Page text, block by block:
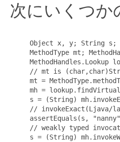
次にいくつか
Object x, y; String
MethodType mt;
MethodHandles.Lookup
// mt is
mt =
mh =
s = (String)
// invokeExact(Ljava/
assertEquals(s,
// weakly typed
s = (String)